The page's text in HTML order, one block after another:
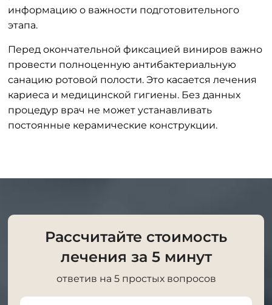
информацию о важности подготовительного
этапа.
Перед окончательной фиксацией виниров важно
провести полноценную антибактериальную
санацию ротовой полости. Это касается лечения
кариеса и медицинской гигиены. Без данных
процедур врач не может устанавливать
постоянные керамические конструкции.
Рассчитайте стоимость
лечения за 5 минут
ответив на 5 простых вопросов